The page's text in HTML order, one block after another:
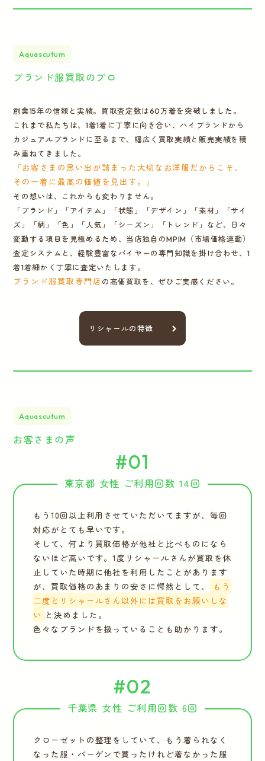
Aquascutum
ブランド服買取のプロ
創業15年の信頼と実績。買取査定数は60万着を突破しました。
これまで私たちは、1着1着に丁寧に向き合い、ハイブランドから
カジュアルブランドに至るまで、幅広く買取実績と販売実績を積
み重ねてきました。
「お客さまの思い出が詰まった大切なお洋服だからこそ、
その一着に最高の価値を見出す。」
その想いは、これからも変わりません。
「ブランド」「アイテム」「状態」「デザイン」「素材」「サイ
ズ」「柄」「色」「人気」「シーズン」「トレンド」など、日々
変動する項目を見極めるため、当店独自のMPIM（市場価格連動）
査定システムと、経験豊富なバイヤーの専門知識を掛け合わせ、1
着1着細かく丁寧に査定いたします。
ブランド服買取専門店の高価買取を、ぜひご実感ください。
リシャールの特徴
Aquascutum
お客さまの声
#01
東京都 女性 ご利用回数 14回
もう10回以上利用させていただいてますが、毎回
対応がとても早いです。
そして、何より買取価格が他社と比べものになら
ないほど高いです。1度リシャールさんが買取を休
止していた時期に他社を利用したことがあります
が、買取価格のあまりの安さに愕然として、
もう
二度とリシャールさん以外には買取をお願いしな
い と決めました。
色々なブランドを扱っていることも助かります。
#02
千葉県 女性 ご利用回数 6回
クローゼットの整理をしていて、もう着られなく
なった服・バーゲンで買ったけれど着なかった服